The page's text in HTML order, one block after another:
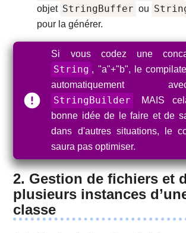
objet StringBuffer ou
pour la générer.
Si vous codez une
String , "a"+"b", le
automatiquement
StringBuilder
MAIS
bonne idée de le faire et de
dans d'autres situations, le
saura pas optimiser.
2. Gestion de fichiers et
plusieurs instances
classe